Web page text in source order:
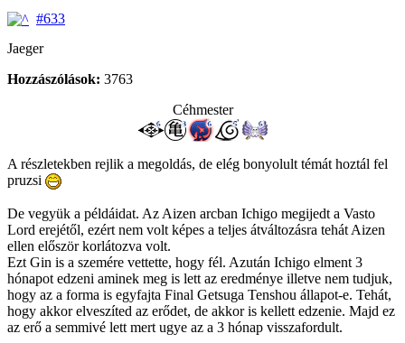
#633
Jaeger
Hozzászólások: 3763
Céhmester
A részletekben rejlik a megoldás, de elég bonyolult témát hoztál fel
pruzsi
De vegyük a példáidat. Az Aizen arcban Ichigo megijedt a Vasto
Lord erejétől, ezért nem volt képes a teljes átváltozásra tehát Aizen
ellen először korlátozva volt.
Ezt Gin is a szemére vettette, hogy fél. Azután Ichigo elment 3
hónapot edzeni aminek meg is lett az eredménye illetve nem tudjuk,
hogy az a forma is egyfajta Final Getsuga Tenshou állapot-e. Tehát,
hogy akkor elveszíted az erődet, de akkor is kellett edzenie. Majd ez
az erő a semmivé lett mert ugye az a 3 hónap visszafordult.